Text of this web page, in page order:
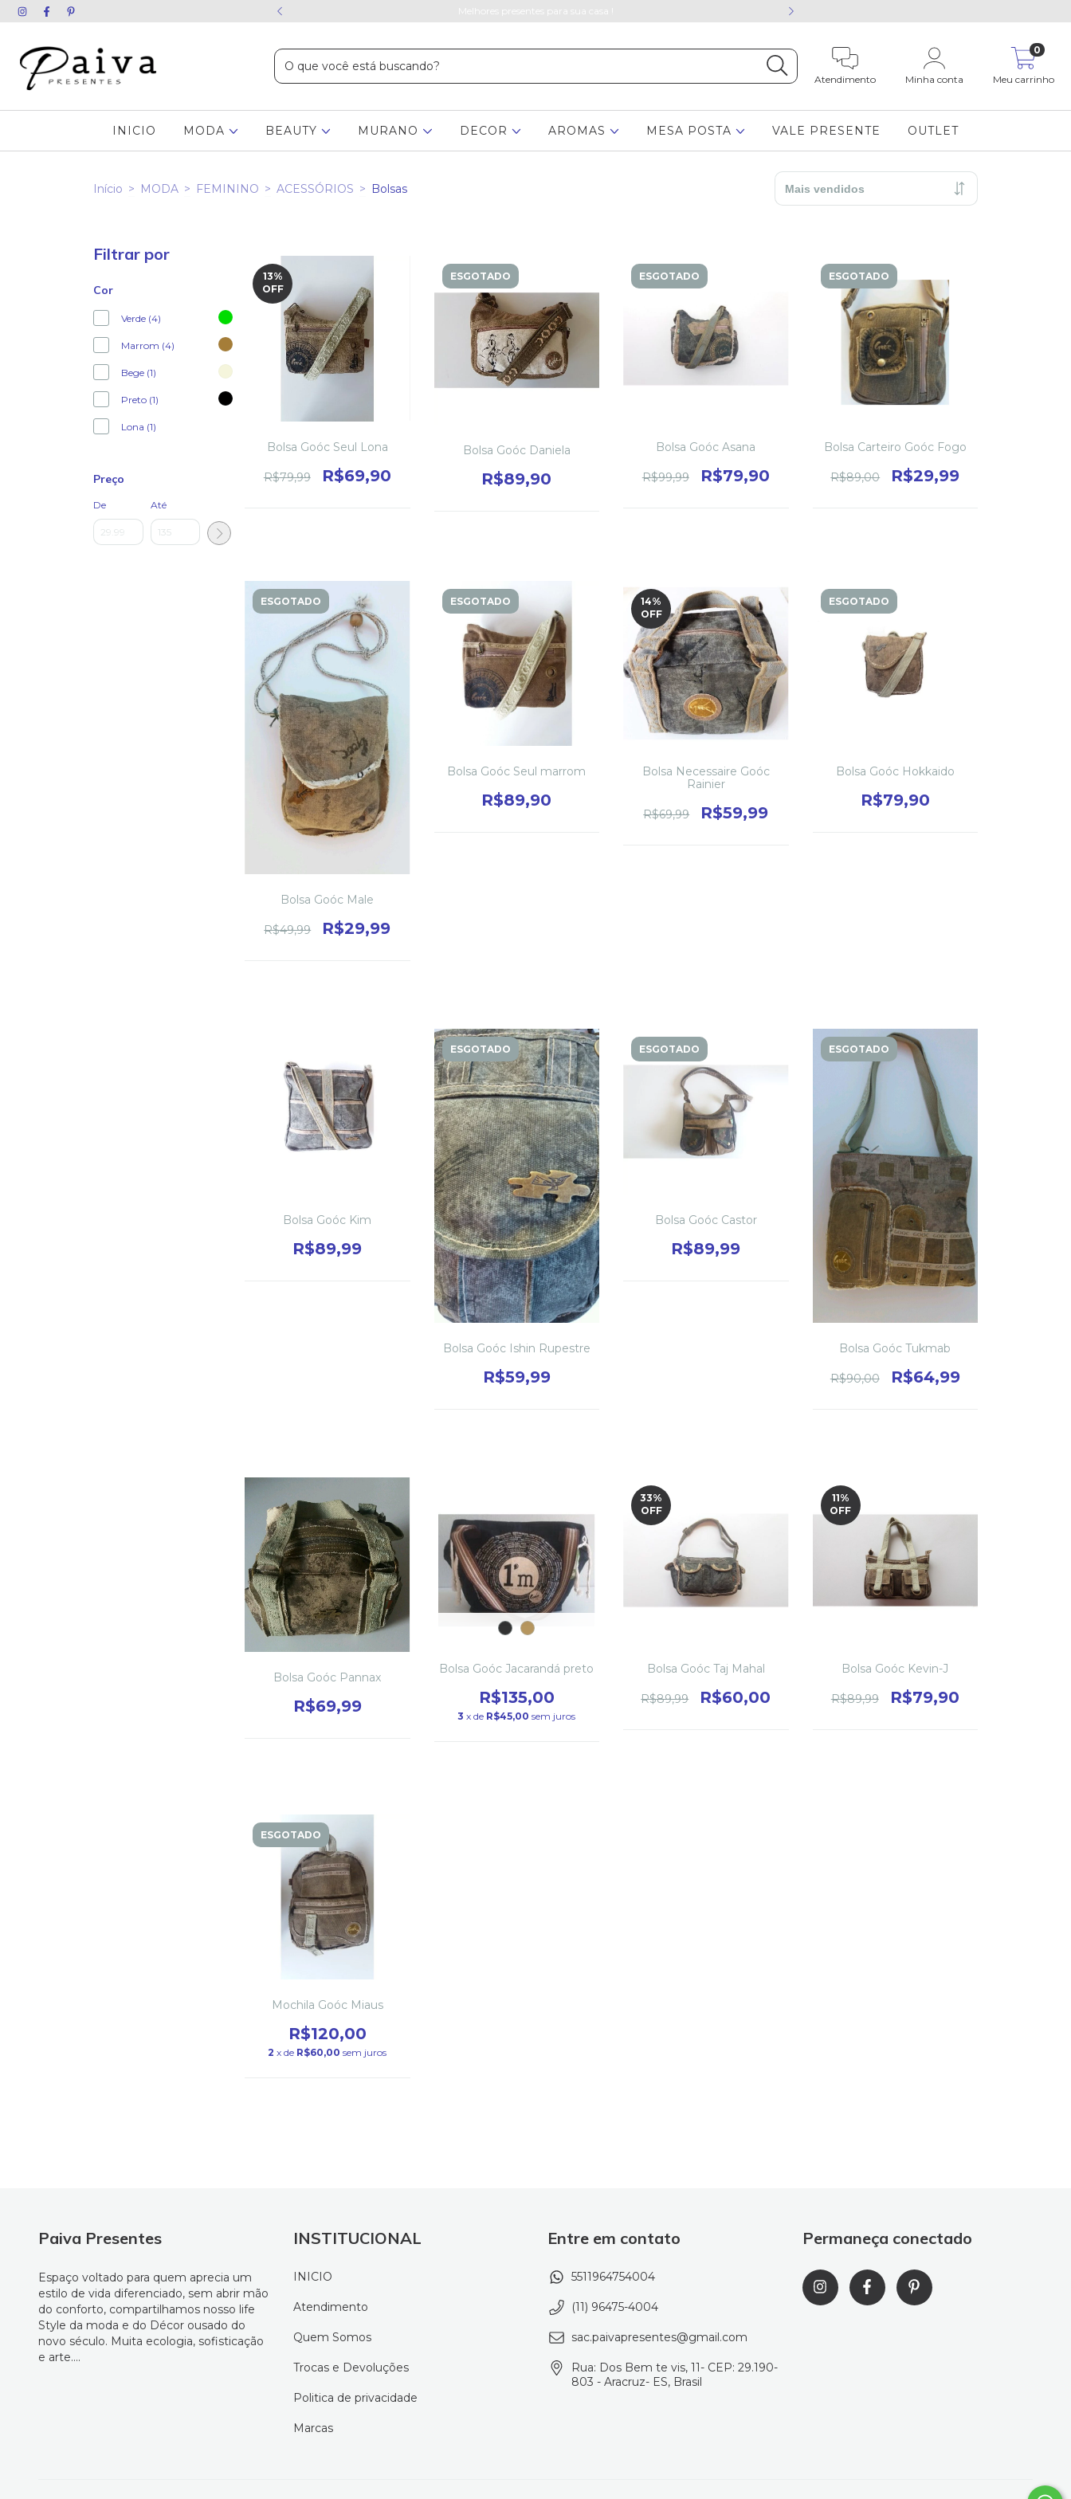
chame no WhatsApp Melhores presentes para sua casa !
Atendimento Minha conta Meu carrinho
0
INICIO MODA BEAUTY MURANO DECOR AROMAS MESA POSTA VALE PRESENTE OUTLET
Início > MODA > FEMININO > ACESSÓRIOS > Bolsas
Filtrar por
Cor
Verde (4)
Marrom (4)
Bege (1)
Preto (1)
Lona (1)
Preço
De Até
13%
OFF
Bolsa Goóc Seul Lona
R$79,99 R$69,90
ESGOTADO
Bolsa Goóc Daniela
R$89,90
ESGOTADO
Bolsa Goóc Asana
R$99,99 R$79,90
ESGOTADO
Bolsa Carteiro Goóc Fogo
R$89,00 R$29,99
ESGOTADO
Bolsa Goóc Male
R$49,99 R$29,99
ESGOTADO
Bolsa Goóc Seul marrom
R$89,90
14%
OFF
Bolsa Necessaire Goóc
Rainier
R$69,99 R$59,99
ESGOTADO
Bolsa Goóc Hokkaido
R$79,90
Bolsa Goóc Kim
R$89,99
ESGOTADO
Bolsa Goóc Ishin Rupestre
R$59,99
ESGOTADO
Bolsa Goóc Castor
R$89,99
ESGOTADO
Bolsa Goóc Tukmab
R$90,00 R$64,99
Bolsa Goóc Pannax
R$69,99
Bolsa Goóc Jacarandá preto
R$135,00
3 x de R$45,00 sem juros
33%
OFF
Bolsa Goóc Taj Mahal
R$89,99 R$60,00
11%
OFF
Bolsa Goóc Kevin-J
R$89,99 R$79,90
ESGOTADO
Mochila Goóc Miaus
R$120,00
2 x de R$60,00 sem juros
Paiva Presentes
Espaço voltado para quem aprecia um
estilo de vida diferenciado, sem abrir mão
do conforto, compartilhamos nosso life
Style da moda e do Décor ousado do
novo século. Muita ecologia, sofisticação
e arte....
INSTITUCIONAL
INICIO
Atendimento
Quem Somos
Trocas e Devoluções
Politica de privacidade
Marcas
Entre em contato
5511964754004
(11) 96475-4004
sac.paivapresentes@gmail.com
Rua: Dos Bem te vis, 11- CEP: 29.190-
803 - Aracruz- ES, Brasil
Permaneça conectado